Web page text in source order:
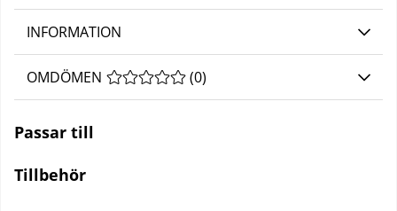
INFORMATION
OMDÖMEN MEDELBETYG 0 AV 5 ANTAL BETYG 0
(0)
Passar till
Tillbehör